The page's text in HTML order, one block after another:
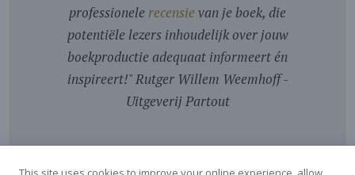
professionele recensievan je boek, die
potentiële lezers inhoudelijk over jouw
boekproductie adequaat informeert én
inspireert!"Rutger Willem Weemhoff -
Uitgeverij Partout